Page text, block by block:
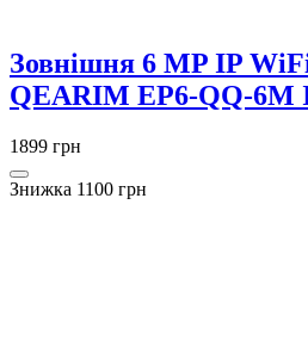
Зовнішня 6 MP IP
QEARIM EP6-QQ-6M
1899 грн
Знижка 1100 грн